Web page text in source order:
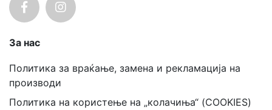
За нас
Политика за враќање, замена и рекламација на
производи
Политика на користење на „колачиња“ (COOKIES)